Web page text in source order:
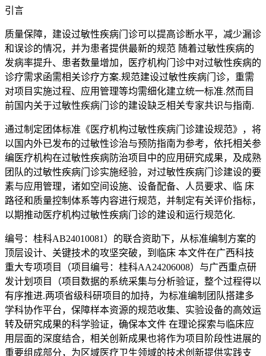
引言
质量保障，建设过敏性疾病门诊可以提高诊断水平，减少漏诊
和误诊的情况，并为患者提供最新的规范 随着过敏性疾病的
发病率提升、患者数量增加，医疗机构门诊中对过敏性疾病的
诊疗需求函需相关诊疗方案.规范建设过敏性疾病门诊，重需
对项目实施过程、应用管理等均需细化建立统一标准.然而目
前国内关于过敏性疾病门诊的建设缺乏相关专家共识与指南.
通过制定团体标准《医疗机构过敏性疾病门诊建设规范》，将
以国内外已发布的过敏性诊治与预防指南为参考，依托相关参
编医疗机构在过敏性疾病防治项目中的应用研究成果，及成熟
团队的过敏性疾病门诊实施经验，对过敏性疾病门诊建设的要
素与应用管理，诸如空间设施、设备配备、人员要求、临 床
路径和质量控制体系等内容进行规范，并制定有关评价指标，
以期推动医疗机构过敏性疾病门诊的建设和运行规范化.
编号：桂科AB24010081）的联合资助下，从标准编制方案的
顶层设计、关键技术的攻坚突破，到临床 本文件在广西科技
重大专项项目（项目编号：桂科AA24206008）与广西重点研
发计划项目（项目数据的系统采集与分析验证，整个过程得以
有序推进.两项省级科研项目的加持，为标准编制团队搭建多
学科协作平台，保障样本资源的规范收集、实验设备的高效运
转及研究成果的科学验证，确保本文件 在理论探索与临床应
用层面的深度结合，相关创新成果也将作为项目阶段性进展的
重要组成部分，为区域医疗卫生领域的技术创新提供实践支